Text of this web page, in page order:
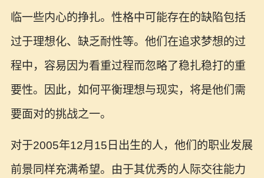
临一些内心的挣扎。性格中可能存在的缺陷包括
过于理想化、缺乏耐性等。他们在追求梦想的过
程中，容易因为看重过程而忽略了稳扎稳打的重
要性。因此，如何平衡理想与现实，将是他们需
要面对的挑战之一。
对于2005年12月15日出生的人，他们的职业发展
前景同样充满希望。由于其优秀的人际交往能力